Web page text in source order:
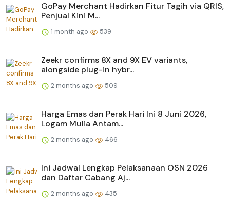
GoPay Merchant Hadirkan Fitur Tagih via QRIS,
Penjual Kini M...
1 month ago 539
Zeekr confirms 8X and 9X EV variants,
alongside plug-in hybr...
2 months ago 509
Harga Emas dan Perak Hari Ini 8 Juni 2026,
Logam Mulia Antam...
2 months ago 466
Ini Jadwal Lengkap Pelaksanaan OSN 2026
dan Daftar Cabang Aj...
2 months ago 435